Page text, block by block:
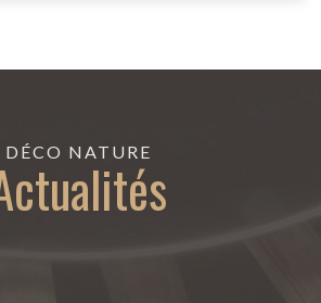
DÉCO NATURE